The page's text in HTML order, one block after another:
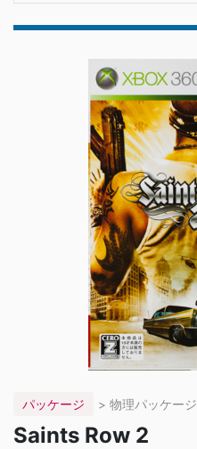
パッケージ > 物理パッケージ
Saints Row 2